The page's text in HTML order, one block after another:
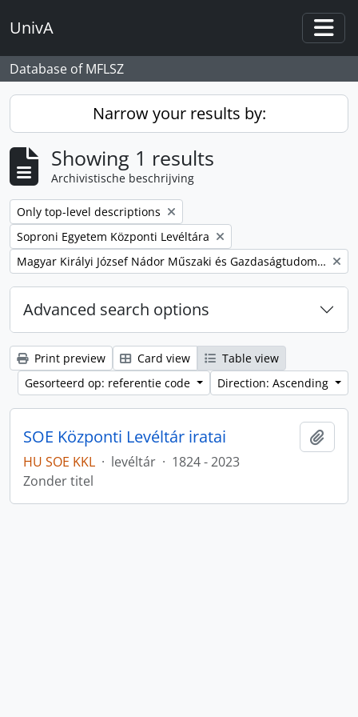
UnivA
Database of MFLSZ
Narrow your results by:
Showing 1 results
Archivistische beschrijving
Remove filter:
Only top-level descriptions
Remove filter:
Soproni Egyetem Központi Levéltára
Remove filter:
Magyar Királyi József Nádor Műszaki és Gazdaságtudományi Egyetem Bánya-, Kohó- és Erdőmérnöki Kar
Advanced search options
Print preview Card view
Table view
Gesorteerd op: referentie code
Direction: Ascending
SOE Központi Levéltár iratai
HU SOE KKL · levéltár · 1824 - 2023
Zonder titel